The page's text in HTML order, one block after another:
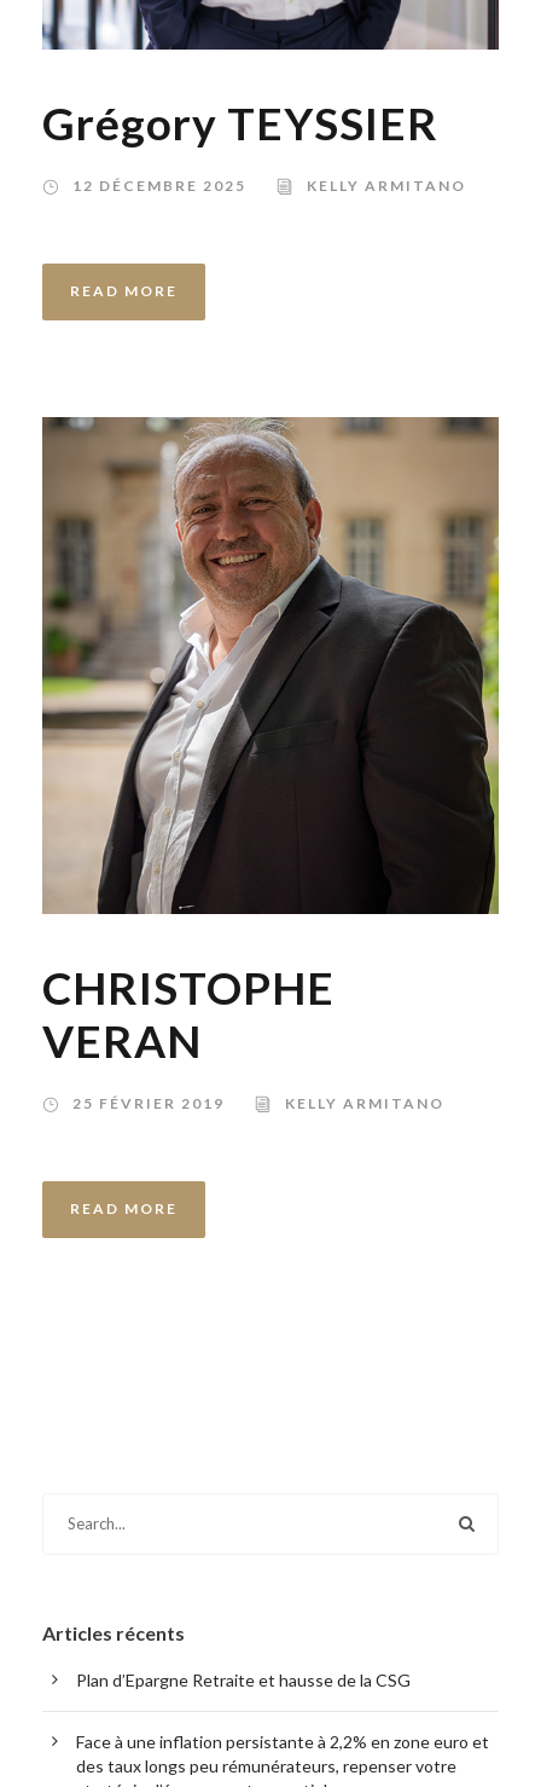
Grégory TEYSSIER
12 DÉCEMBRE 2025 KELLY ARMITANO
READ MORE
CHRISTOPHE
VERAN
25 FÉVRIER 2019 KELLY ARMITANO
READ MORE
Articles récents
Plan d’Epargne Retraite et hausse de la CSG
Face à une inflation persistante à 2,2% en zone euro et
des taux longs peu rémunérateurs, repenser votre